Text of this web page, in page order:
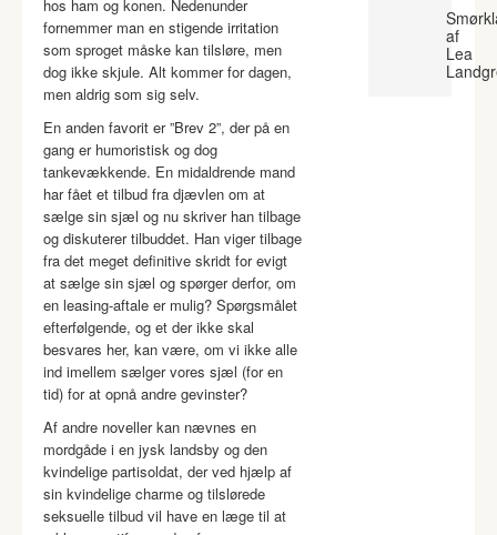
hos ham og konen. Nedenunder
fornemmer man en stigende irritation
som sproget måske kan tilsløre, men
dog ikke skjule. Alt kommer for dagen,
men aldrig som sig selv.
En anden favorit er ”Brev 2”, der på en
gang er humoristisk og dog
tankevækkende. En midaldrende mand
har fået et tilbud fra djævlen om at
sælge sin sjæl og nu skriver han tilbage
og diskuterer tilbuddet. Han viger tilbage
fra det meget definitive skridt for evigt
at sælge sin sjæl og spørger derfor, om
en leasing-aftale er mulig? Spørgsmålet
efterfølgende, og et der ikke skal
besvares her, kan være, om vi ikke alle
ind imellem sælger vores sjæl (for en
tid) for at opnå andre gevinster?
Af andre noveller kan nævnes en
mordgåde i en jysk landsby og den
kvindelige partisoldat, der ved hjælp af
sin kvindelige charme og tilslørede
seksuelle tilbud vil have en læge til at
af
Lea